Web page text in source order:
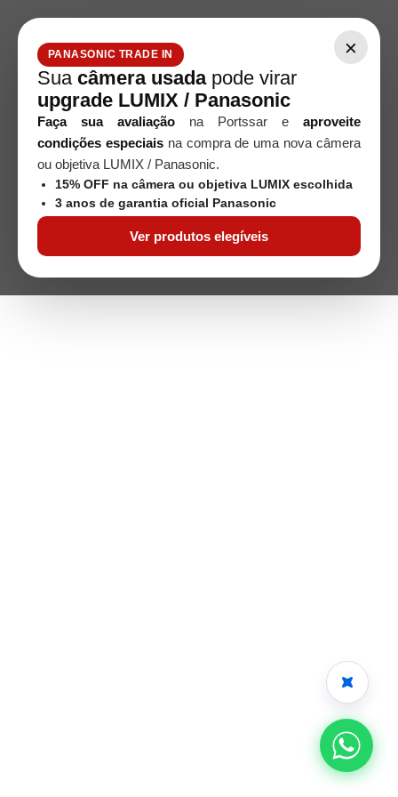
×
PANASONIC TRADE IN
Sua câmera usadapode virar
upgrade LUMIX / Panasonic
Faça sua avaliação na Portssar e aproveite
condições especiaisna compra de uma nova câmera
ou objetiva LUMIX / Panasonic.
15% OFF na câmera ou objetiva LUMIX escolhida
3 anos de garantia oficial Panasonic
Ver produtos elegíveis